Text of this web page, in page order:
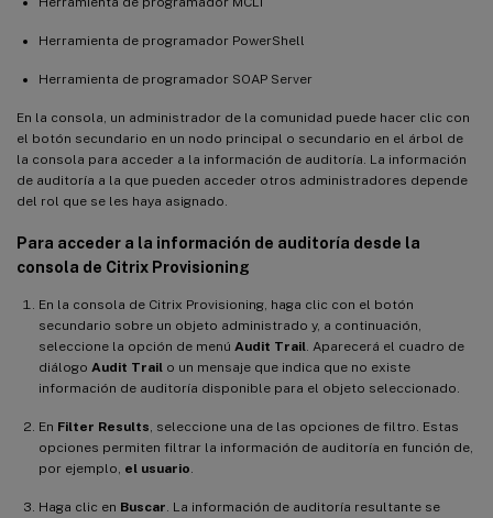
Herramienta de programador PowerShell
Herramienta de programador SOAP Server
En la consola, un administrador de la comunidad puede hacer clic con
el botón secundario en un nodo principal o secundario en el árbol de
la consola para acceder a la información de auditoría. La información
de auditoría a la que pueden acceder otros administradores depende
del rol que se les haya asignado.
Para acceder a la información de auditoría desde la
consola de Citrix Provisioning
En la consola de Citrix Provisioning, haga clic con el botón
secundario sobre un objeto administrado y, a continuación,
seleccione la opción de menú Audit Trail . Aparecerá el cuadro de
diálogo Audit Trail o un mensaje que indica que no existe
información de auditoría disponible para el objeto seleccionado.
En Filter Results , seleccione una de las opciones de filtro. Estas
opciones permiten filtrar la información de auditoría en función de,
por ejemplo, el usuario
Haga clic en Buscar . La información de auditoría resultante se